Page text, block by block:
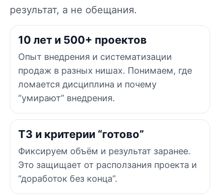
результат, а не обещания.
10 лет и 500+ проектов
Опыт внедрения и систематизации
продаж в разных нишах. Понимаем, где
ломается дисциплина и почему
“умирают” внедрения.
ТЗ и критерии “готово”
Фиксируем объём и результат заранее.
Это защищает от расползания проекта и
“доработок без конца”.